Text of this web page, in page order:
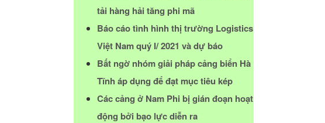
tải hàng hải tăng phi mã
Báo cáo tình hình thị trường Logistics
Việt Nam quý I/ 2021 và dự báo
Bất ngờ nhóm giải pháp cảng biển Hà
Tĩnh áp dụng để đạt mục tiêu kép
Các cảng ở Nam Phi bị gián đoạn hoạt
động bởi bạo lực diễn ra